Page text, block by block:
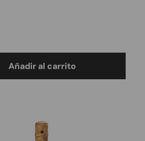
Añadir al carrito